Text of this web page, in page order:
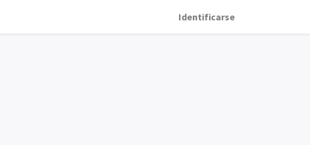
Identificarse